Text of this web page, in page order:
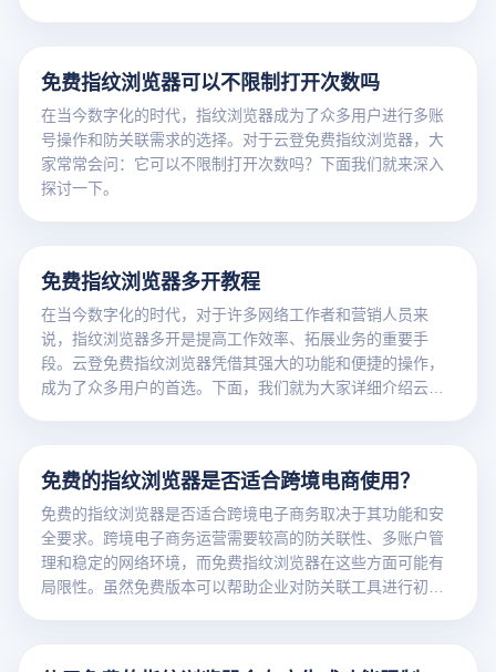
免费指纹浏览器可以不限制打开次数吗
在当今数字化的时代，指纹浏览器成为了众多用户进行多账
号操作和防关联需求的选择。对于云登免费指纹浏览器，大
家常常会问：它可以不限制打开次数吗？下面我们就来深入
探讨一下。
免费指纹浏览器多开教程
在当今数字化的时代，对于许多网络工作者和营销人员来
说，指纹浏览器多开是提高工作效率、拓展业务的重要手
段。云登免费指纹浏览器凭借其强大的功能和便捷的操作，
成为了众多用户的首选。下面，我们就为大家详细介绍云登
免费的指纹浏览器是否适合跨境电商使用？
免费的指纹浏览器是否适合跨境电子商务取决于其功能和安
全要求。跨境电子商务运营需要较高的防关联性、多账户管
理和稳定的网络环境，而免费指纹浏览器在这些方面可能有
局限性。虽然免费版本可以帮助企业对防关联工具进行初步